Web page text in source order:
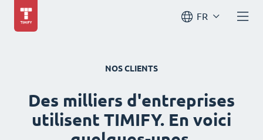
FR
NOS CLIENTS
Des milliers d'entreprises
utilisent TIMIFY. En voici